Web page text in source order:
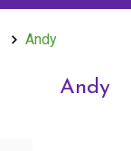
Andy
Andy